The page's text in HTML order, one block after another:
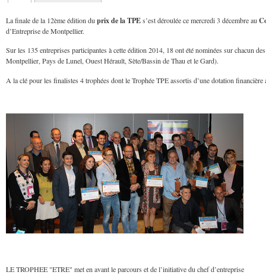
Onglets
principaux
La finale de la 12ème édition duprix de la TPEs’est déroulée ce mercredi 3 décembre au
d’Entreprise de Montpellier.
Sur les 135 entreprises participantes à cette édition 2014, 18 ont été nominées sur chacun
Montpellier, Pays de Lunel, Ouest Hérault, Sète/Bassin de Thau et le Gard).
A la clé pour les finalistes 4 trophées dont le Trophée TPE assortis d’une dotation
LE TROPHEE "ETRE" met en avant le parcours et de l’initiative du chef d’entreprise